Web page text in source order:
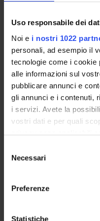
Uso responsabile dei
Noi e i nostri 1022
personali, ad esempio il
tecnologie come i cookie
alle informazioni sul
pubblicare annunci e
gli annunci e i contenuti,
i servizi. Avete la
vostri dati e per quali
privacy sono applicabili
modificare o revocare il
momento dalla
raccogliere
delNecessari
Preferenze
Statistiche
ATTIVITÀ
GRUPPI DI RICERCA
SEZIONI
DOTTORATI DI RICERCA
LABORATORI
BIBLIOTECHE